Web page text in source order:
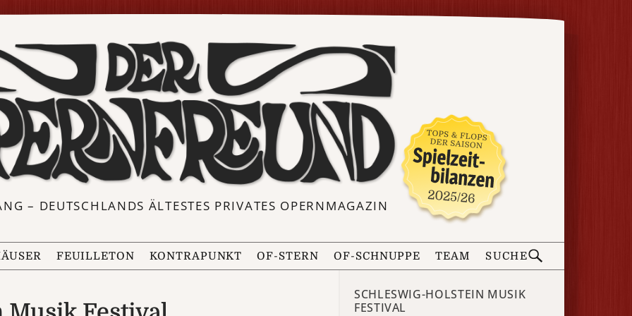
– DEUTSCHLANDS ÄLTESTES PRIVATES OPERNMAGAZIN
FEUILLETON KONTRAPUNKT OF-STERN OF-SCHNUPPE TEAM SUCHE
SCHLESWIG-HOLSTEIN MUSIK
FESTIVAL